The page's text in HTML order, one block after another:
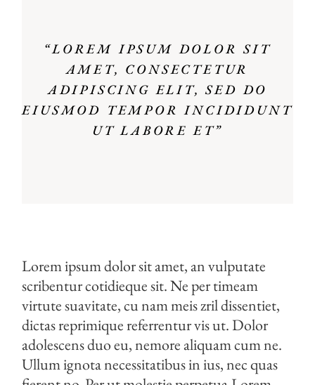
“LOREM IPSUM DOLOR SIT
AMET, CONSECTETUR
ADIPISCING ELIT, SED DO
EIUSMOD TEMPOR INCIDIDUNT
UT LABORE ET”
Lorem ipsum dolor sit amet, an vulputate
scribentur cotidieque sit. Ne per timeam
virtute suavitate, cu nam meis zril dissentiet,
dictas reprimique referrentur vis ut. Dolor
adolescens duo eu, nemore aliquam cum ne.
Ullum ignota necessitatibus in ius, nec quas